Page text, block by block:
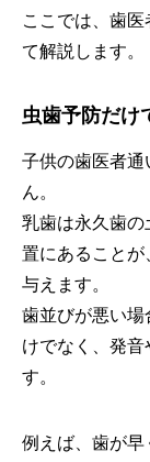
ここでは、歯
て解説します。
虫歯予防だけ
子供の歯医者
ん。
乳歯は永久歯の
置にあることが
与えます。
歯並びが悪い
けでなく、発音
す。
例えば、歯が早